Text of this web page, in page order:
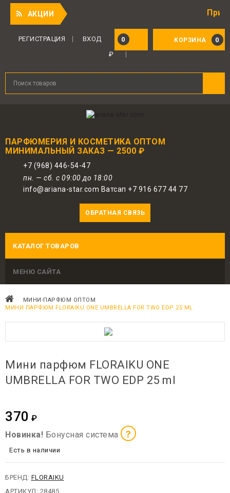
АКЦИИ Приятный
КОРЗИНА 0
0
РЕГИСТРАЦИЯ
ВХОД
₽
ПАРФЮМЕРИЯ И КОСМЕТИКА ОПТОМ
МИНИМАЛЬНЫЙ ЗАКАЗ — 2500 ₽
+7 (968) 446-54-47
пн. — сб. с 09:00 до 18:00
info@ariana-star.com Ватсап +7 916 677 44 77
ОБРАТНАЯ СВЯЗЬ
КАТАЛОГ ТОВАРОВ
МЕНЮ САЙТА
МИНИ-ПАРФЮМ ОПТОМ
МИНИ ПАРФЮМ FLORAIKU ONE UMBRELLA FOR TWO EDP 25 ML
Мини парфюм FLORAIKU ONE
UMBRELLA FOR TWO EDP 25 ml
370 ₽
Новинка! Бонусная система ?
Для авторизованных пользователей
предоставляется 1 бонус за 100 руб.
от совершенной покупки. Бонусами
Есть в наличии
БРЕНД: FLORAIKU
АРТИКУЛ: 28485